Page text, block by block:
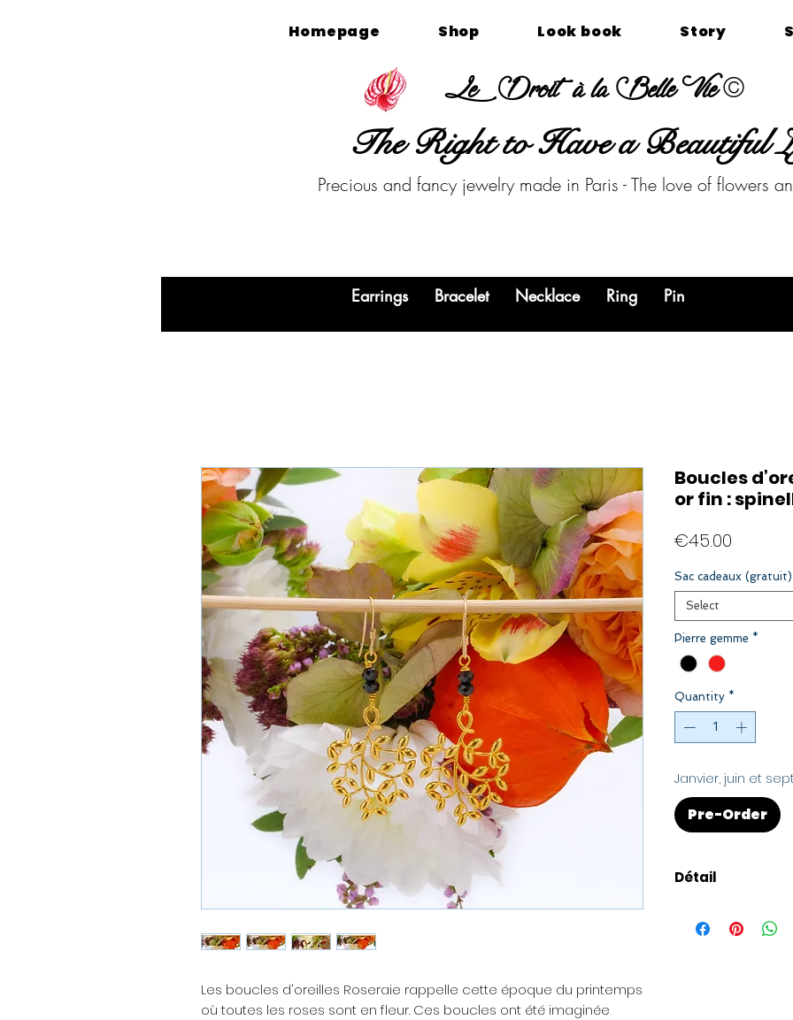
Homepage Shop Look book Story
Le Droit à la Belle Vie ©
The Right to Have a Beautiful
Precious and fancy jewelry made in Paris - The love of flowers
Earrings Bracelet Necklace Ring Pin
Les boucles d'oreilles Roseraie rappelle cette époque du printemps
où toutes les roses sont en fleur. Ces boucles ont été imaginée
Boucles
or fin :
€45.00
Sac cadeaux (gratuit)
Select
Pierre gemme *
Quantity *
Janvier, juin et
Pre-Order
Détail
création est